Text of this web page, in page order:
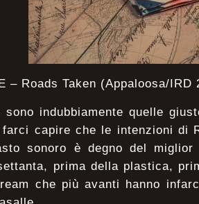
– Roads Taken (Appaloosa/IRD
sono indubbiamente quelle
capire che le intenzioni di
sonoro è degno del
prima della plastica,
che più avanti hanno